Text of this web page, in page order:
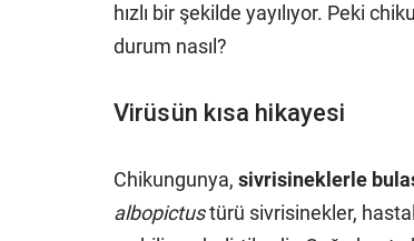
hızlı bir şekilde yayılıyor. Peki
durum nasıl?
Virüsün kısa hikayesi
Chikungunya, sivrisineklerle
albopictustürü sivrisinekler,